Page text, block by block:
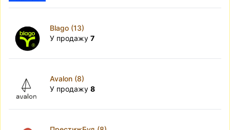
Blago (13)
У продажу 7
Avalon (8)
У продажу 8